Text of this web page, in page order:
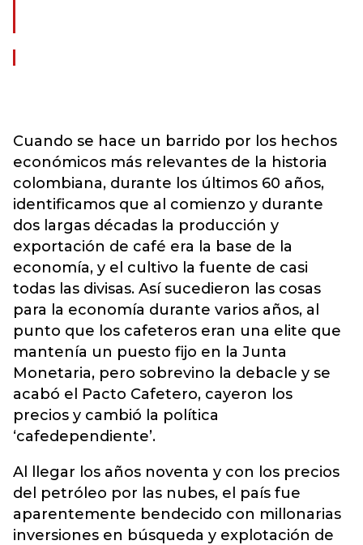
Cuando se hace un barrido por los hechos
económicos más relevantes de la historia
colombiana, durante los últimos 60 años,
identificamos que al comienzo y durante
dos largas décadas la producción y
exportación de café era la base de la
economía, y el cultivo la fuente de casi
todas las divisas. Así sucedieron las cosas
para la economía durante varios años, al
punto que los cafeteros eran una elite que
mantenía un puesto fijo en la Junta
Monetaria, pero sobrevino la debacle y se
acabó el Pacto Cafetero, cayeron los
precios y cambió la política
‘cafedependiente’.
Al llegar los años noventa y con los precios
del petróleo por las nubes, el país fue
aparentemente bendecido con millonarias
inversiones en búsqueda y explotación de